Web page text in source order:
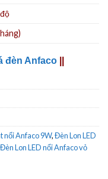
đèn Anfaco
nổi Anfaco 9W,Đèn Lon LED
Đèn Lon LED nổi Anfaco vỏ